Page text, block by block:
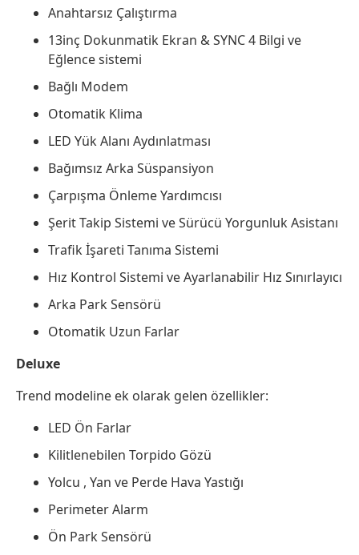
Anahtarsız Çalıştırma​
13inç Dokunmatik Ekran & SYNC 4 Bilgi ve
Eğlence sistemi​
Bağlı Modem
Otomatik Klima
LED Yük Alanı Aydınlatması​
Bağımsız Arka Süspansiyon
Çarpışma Önleme Yardımcısı
Şerit Takip Sistemi ve Sürücü Yorgunluk Asistanı
Trafik İşareti Tanıma Sistemi
Hız Kontrol Sistemi ve Ayarlanabilir Hız Sınırlayıcı​
Arka Park Sensörü
Otomatik Uzun Farlar​
Deluxe
Trend modeline ek olarak gelen özellikler:
​LED Ön Farlar
Kilitlenebilen Torpido Gözü​
Yolcu , Yan ve Perde Hava Yastığı ​
Perimeter Alarm ​
Ön Park Sensörü​